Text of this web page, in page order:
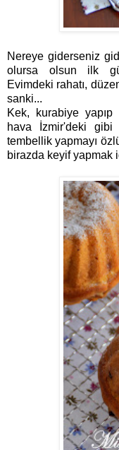
Nereye giderseniz
olursa olsun ilk
Evimdeki rahatı,
sanki...
Kek, kurabiye
hava İzmir'deki
tembellik yapmayı
birazda keyif yapmak